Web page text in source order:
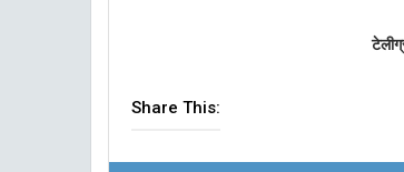
Share This: